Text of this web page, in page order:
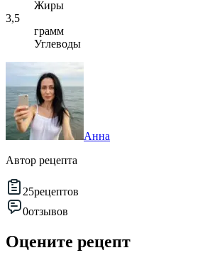
Жиры
3,5
грамм
Углеводы
Анна
Автор рецепта
25рецептов
0отзывов
Оцените рецепт